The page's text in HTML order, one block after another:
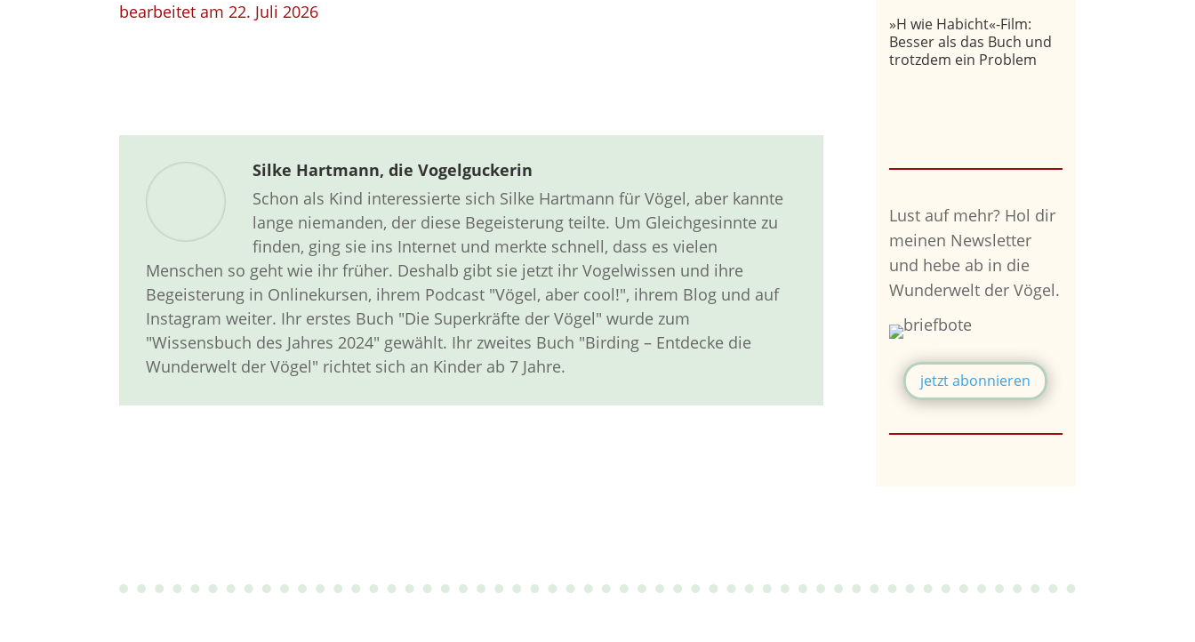
bearbeitet am 22. Juli 2026
Silke Hartmann, die Vogelguckerin
Schon als Kind interessierte sich Silke Hartmann für Vögel, aber kannte
lange niemanden, der diese Begeisterung teilte. Um Gleichgesinnte zu
finden, ging sie ins Internet und merkte schnell, dass es vielen
Menschen so geht wie ihr früher. Deshalb gibt sie jetzt ihr Vogelwissen und ihre
Begeisterung in Onlinekursen, ihrem Podcast "Vögel, aber cool!", ihrem Blog und auf
Instagram weiter. Ihr erstes Buch "Die Superkräfte der Vögel" wurde zum
"Wissensbuch des Jahres 2024" gewählt. Ihr zweites Buch "Birding – Entdecke die
Wunderwelt der Vögel" richtet sich an Kinder ab 7 Jahre.
»H wie Habicht«-Film:
Besser als das Buch und
trotzdem ein Problem
Lust auf mehr? Hol dir
meinen Newsletter
und hebe ab in die
Wunderwelt der Vögel.
jetzt abonnieren